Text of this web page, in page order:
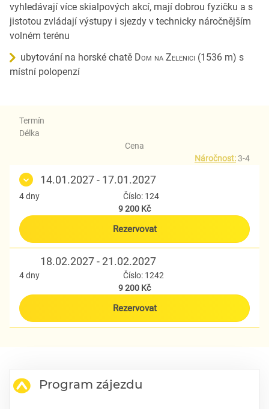
vyhledávají více skialpových akcí, mají dobrou fyzičku a s
jistotou zvládají výstupy i sjezdy v technicky náročnějším
volném terénu
ubytování na horské chatě Dom na Zelenici (1536 m) s
místní polopenzí
Termín
Délka
Cena
Náročnost:3-4
14.01.2027 - 17.01.2027
4 dny
Číslo: 124
9 200 Kč
Rezervovat
18.02.2027 - 21.02.2027
4 dny
Číslo: 1242
9 200 Kč
Rezervovat
Program zájezdu